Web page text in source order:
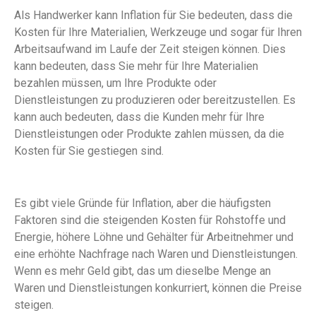
Als Handwerker kann Inflation für Sie bedeuten, dass die
Kosten für Ihre Materialien, Werkzeuge und sogar für Ihren
Arbeitsaufwand im Laufe der Zeit steigen können. Dies
kann bedeuten, dass Sie mehr für Ihre Materialien
bezahlen müssen, um Ihre Produkte oder
Dienstleistungen zu produzieren oder bereitzustellen. Es
kann auch bedeuten, dass die Kunden mehr für Ihre
Dienstleistungen oder Produkte zahlen müssen, da die
Kosten für Sie gestiegen sind.
Es gibt viele Gründe für Inflation, aber die häufigsten
Faktoren sind die steigenden Kosten für Rohstoffe und
Energie, höhere Löhne und Gehälter für Arbeitnehmer und
eine erhöhte Nachfrage nach Waren und Dienstleistungen.
Wenn es mehr Geld gibt, das um dieselbe Menge an
Waren und Dienstleistungen konkurriert, können die Preise
steigen.